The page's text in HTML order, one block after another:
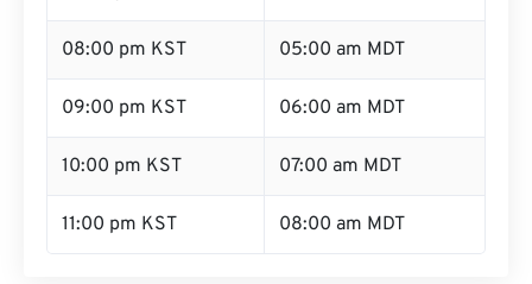
08:00 pm KST 05:00 am MDT
09:00 pm KST 06:00 am MDT
10:00 pm KST 07:00 am MDT
11:00 pm KST 08:00 am MDT